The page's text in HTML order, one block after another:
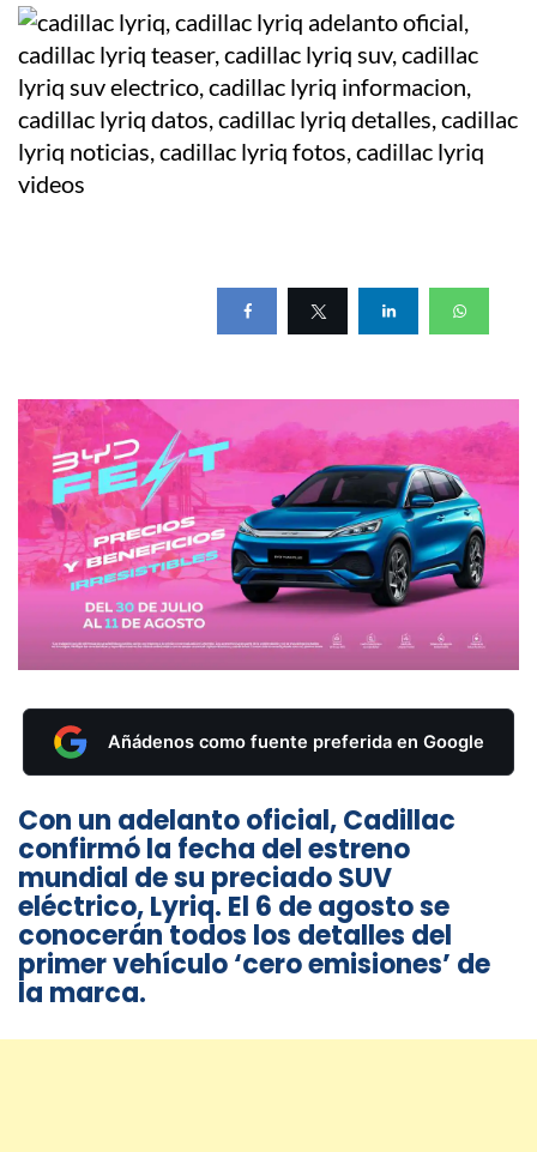
Añádenos como fuente preferida en Google
Con un adelanto oficial, Cadillac
confirmó la fecha del estreno
mundial de su preciado SUV
eléctrico, Lyriq. El 6 de agosto se
conocerán todos los detalles del
primer vehículo ‘cero emisiones’ de
la marca.